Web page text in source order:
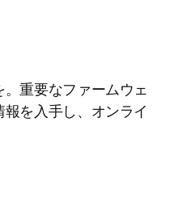
重要なファームウェ
を入手し、オンライ